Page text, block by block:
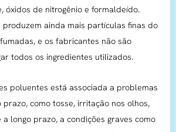
óxidos de nitrogênio e formaldeído.
ainda mais partículas finas do
e os fabricantes não são
todos os ingredientes utilizados.
poluentes está associada a problemas
como tosse, irritação nos olhos,
a longo prazo, a condições graves como